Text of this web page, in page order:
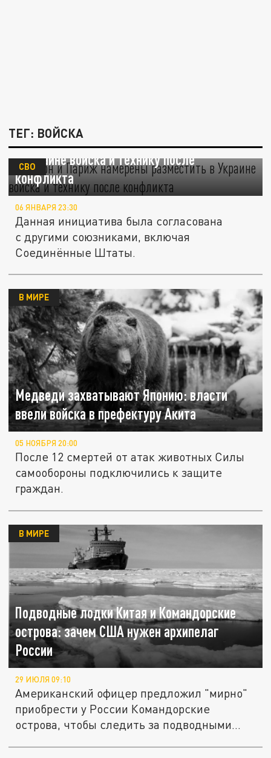
ТЕГ: ВОЙСКА
Лондон и Париж намерены разместить
в Украине войска и технику после
конфликта
СВО
06 ЯНВАРЯ 23:30
Данная инициатива была согласована
с другими союзниками, включая
Соединённые Штаты.
Медведи захватывают Японию: власти
ввели войска в префектуру Акита
В МИРЕ
05 НОЯБРЯ 20:00
После 12 смертей от атак животных Силы
самообороны подключились к защите
граждан.
Подводные лодки Китая и Командорские
острова: зачем США нужен архипелаг
России
В МИРЕ
29 ИЮЛЯ 09:10
Американский офицер предложил "мирно"
приобрести у России Командорские
острова, чтобы следить за подводными...